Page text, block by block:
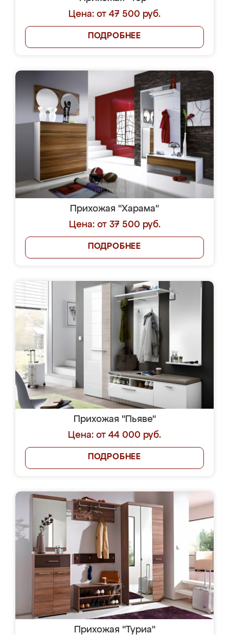
Цена: от 47 500 руб.
ПОДРОБНЕЕ
Прихожая "Харама"
Цена: от 37 500 руб.
ПОДРОБНЕЕ
Прихожая "Пьяве"
Цена: от 44 000 руб.
ПОДРОБНЕЕ
Прихожая "Туриа"